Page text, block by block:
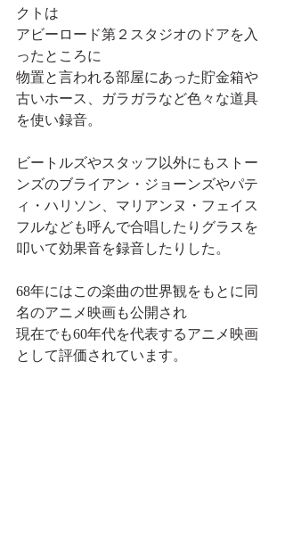
クトは
アビーロード第２スタジオのドアを入
ったところに
物置と言われる部屋にあった貯金箱や
古いホース、ガラガラなど色々な道具
を使い録音。
ビートルズやスタッフ以外にもストー
ンズのブライアン・ジョーンズやパテ
ィ・ハリソン、マリアンヌ・フェイス
フルなども呼んで合唱したりグラスを
叩いて効果音を録音したりした。
68年にはこの楽曲の世界観をもとに同
名のアニメ映画も公開され
現在でも60年代を代表するアニメ映画
として評価されています。